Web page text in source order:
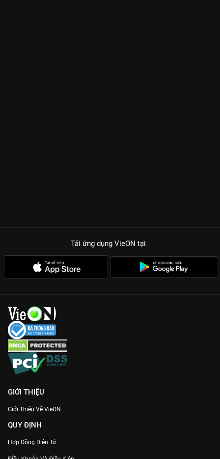
Tải ứng dụng VieON tại
GIỚI THIỆU
Giới Thiệu Về VieON
QUY ĐỊNH
Hợp Đồng Điện Tử